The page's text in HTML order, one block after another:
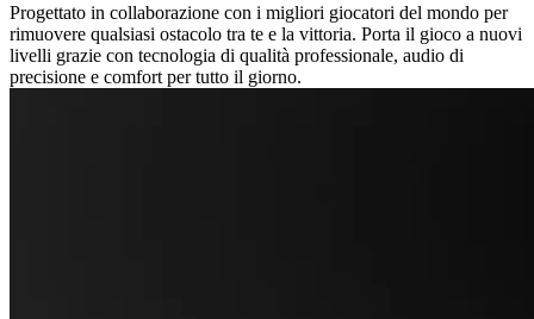
Progettato in collaborazione con i migliori giocatori del mondo per
rimuovere qualsiasi ostacolo tra te e la vittoria. Porta il gioco a nuovi
livelli grazie con tecnologia di qualità professionale, audio di
precisione e comfort per tutto il giorno.